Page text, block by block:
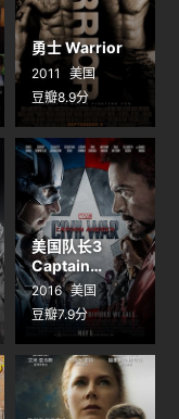
勇士 Warrior
2011
美国
豆瓣8.9分
美国队长3
Captain
America: Civil
War
2016 美国
豆瓣7.9分